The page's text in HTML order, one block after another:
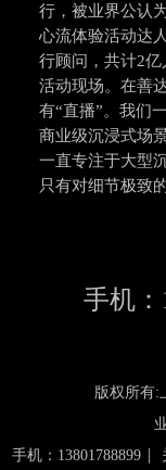
行，被业界公认
心流体验活动达
行顾问，共计2
活动现场。在善
有“直播”。我们
商业级沉浸式场
一直专注于大型
只有对细节极致
手机：
版权所有:
手机：13801788899 |